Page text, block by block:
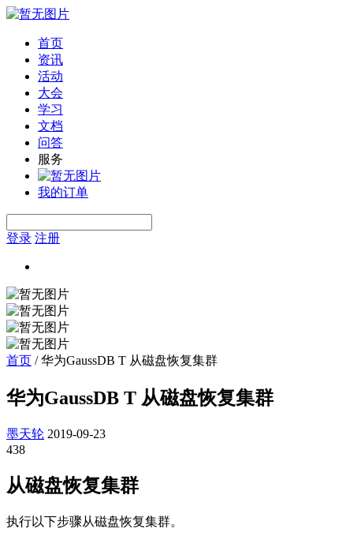
首页
资讯
活动
大会
学习
文档
问答
服务
我的订单
登录 注册
首页 /华为GaussDB T 从磁盘恢复集群
华为GaussDB T 从磁盘恢复集群
墨天轮 2019-09-23
438
从磁盘恢复集群
执行以下步骤从磁盘恢复集群。